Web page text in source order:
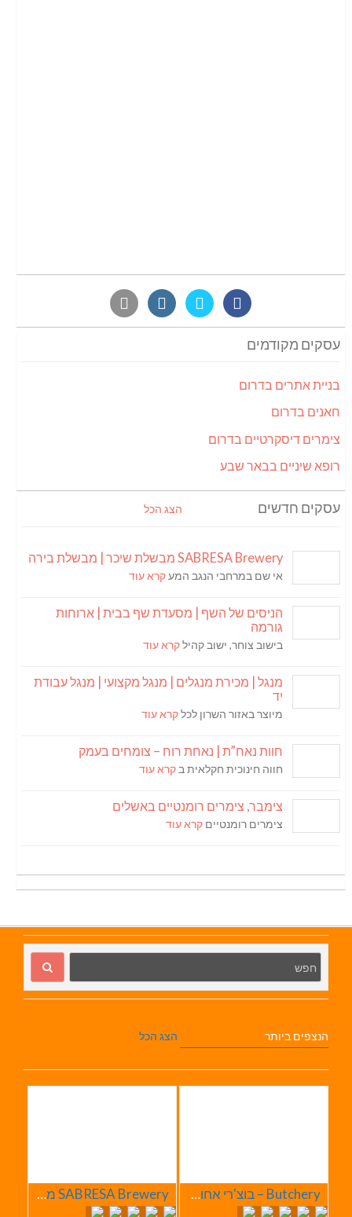
עסקים מקודמים
בניית אתרים בדרום
חאנים בדרום
צימרים דיסקרטיים בדרום
רופא שיניים בבאר שבע
עסקים חדשים הצג הכל
SABRESA Brewery מבשלת שיכר | מבשלת בירה
אי שם במרחבי הנגב המעקרא עוד
הניסים של השף | מסעדת שף בבית | ארוחות
גורמה
בישוב צוחר, ישוב קהילקרא עוד
מנגל | מכירת מנגלים | מנגל מקצועי | מנגל עבודת
יד
מיוצר באזור השרון לכלקרא עוד
חוות נאח”ת | נאחת רוח – צומחים בעמק
חווה חינוכית חקלאית ב קרא עוד
צימבר, צימרים רומנטיים באשלים
צימרים רומנטיים קרא עוד
הנצפים ביותר הצג הכל
Butchery – בוצ'רי אחוזת הבשר SABRESA Brewery מבשלת שיכר | מבשלת בירה